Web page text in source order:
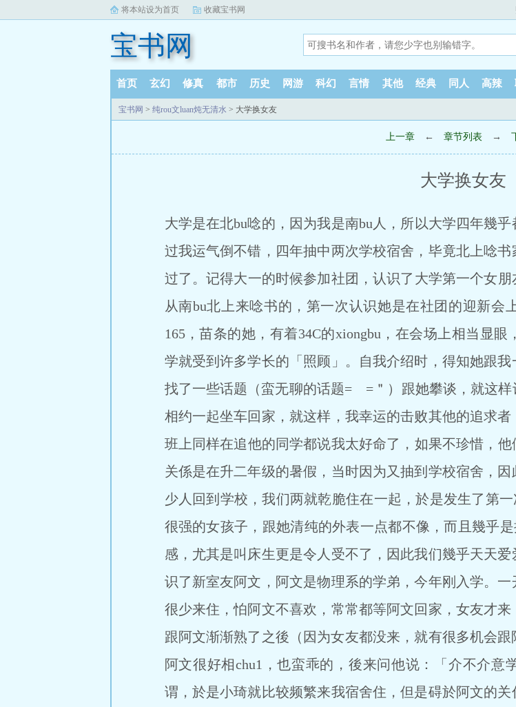
将本站设为首页 收藏宝书网
宝书网
首页 玄幻 修真 都市 历史 网游 科幻 言情 其他 经典 同人 高辣
宝书网 > 纯rou文luan炖无清水 > 大学换女友
上一章 ← 章节列表 →
大学换女友
大学是在北bu唸的，因为我是南bu人，所以大学四年幾
过我运气倒不错，四年抽中两次学校宿舍，毕竟北上唸
过了。记得大一的时候参加社团，认识了大学第一个女
从南bu北上来唸书的，第一次认识她是在社团的迎新会
165，苗条的她，有着34C的xiongbu，在会场上相当显
学就受到许多学长的「照顾」。自我介绍时，得知她跟
找了一些话题（蛮无聊的话题= =＂）跟她攀谈，就这
相约一起坐车回家，就这样，我幸运的击败其他的追求
班上同样在追他的同学都说我太好命了，如果不珍惜，
关係是在升二年级的暑假，当时因为又抽到学校宿舍，
少人回到学校，我们两就乾脆住在一起，於是发生了第
很强的女孩子，跟她清纯的外表一点都不像，而且幾乎
感，尤其是叫床生更是令人受不了，因此我们幾乎天天
识了新室友阿文，阿文是物理系的学弟，今年刚入学。
很少来住，怕阿文不喜欢，常常都等阿文回家，女友才
跟阿文渐渐熟了之後（因为女友都没来，就有很多机会
阿文很好相chu1，也蛮乖的，後来问他说：「介不介
谓，於是小琦就比较频繁来我宿舍住，但是碍於阿文的